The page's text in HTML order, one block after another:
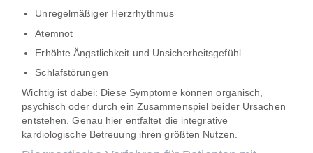
Unregelmäßiger Herzrhythmus
Atemnot
Erhöhte Ängstlichkeit und Unsicherheitsgefühl
Schlafstörungen
Wichtig ist dabei: Diese Symptome können organisch,
psychisch oder durch ein Zusammenspiel beider Ursachen
entstehen. Genau hier entfaltet die integrative
kardiologische Betreuung ihren größten Nutzen.